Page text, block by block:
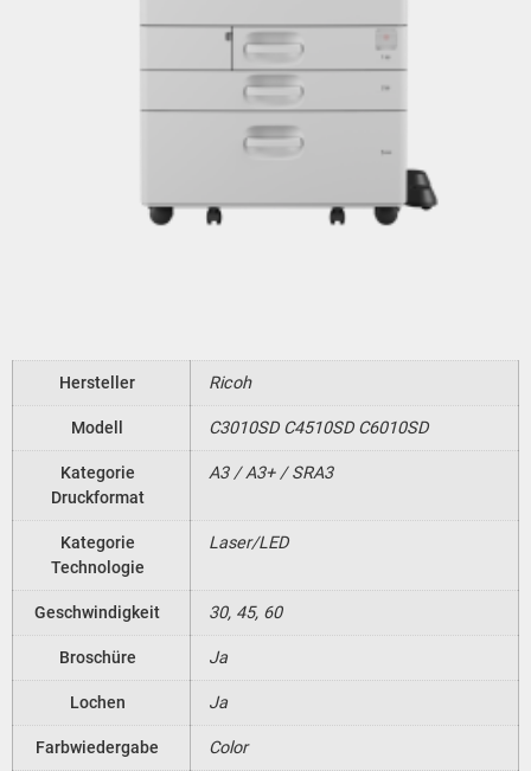
Hersteller Ricoh
Modell C3010SD C4510SD C6010SD
Kategorie
Druckformat
A3 / A3+ / SRA3
Kategorie
Technologie
Laser/LED
Geschwindigkeit 30, 45, 60
Broschüre Ja
Lochen Ja
Farbwiedergabe Color